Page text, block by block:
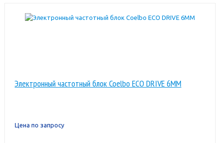
Электронный частотный блок Coelbo ECO DRIVE 6MM
Цена по запросу